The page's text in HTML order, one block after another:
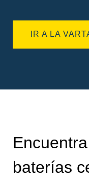
IR A LA
baterías